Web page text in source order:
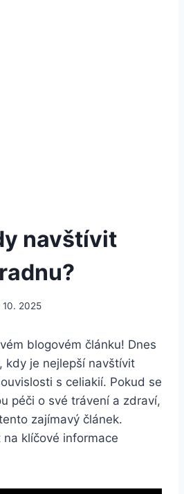
navštívit
10. 2025
blogovém článku! Dnes
kdy je nejlepší navštívit
s celiakií. Pokud se
péči o své trávení a⁢ zdraví,
zajímavý‍ článek.
klíčové informace